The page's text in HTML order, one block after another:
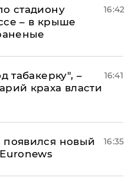
стадиону
– в крыше
16:42
табакерку", –
краха власти
16:41
новый
16:35